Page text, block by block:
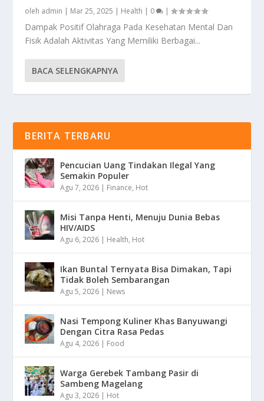
oleh admin | Mar 25, 2025 | Health | 0 |
Dampak Positif Olahraga Pada Kesehatan Mental Dan
Fisik Adalah Aktivitas Yang Memiliki Berbagai...
BACA SELENGKAPNYA
BERITA TERBARU
Pencucian Uang Tindakan Ilegal Yang
Semakin Populer
Agu 7, 2026 | Finance, Hot
Misi Tanpa Henti, Menuju Dunia Bebas
HIV/AIDS
Agu 6, 2026 | Health, Hot
Ikan Buntal Ternyata Bisa Dimakan, Tapi
Tidak Boleh Sembarangan
Agu 5, 2026 | News
Nasi Tempong Kuliner Khas Banyuwangi
Dengan Citra Rasa Pedas
Agu 4, 2026 | Food
Warga Gerebek Tambang Pasir di
Sambeng Magelang
Agu 3, 2026 | Hot